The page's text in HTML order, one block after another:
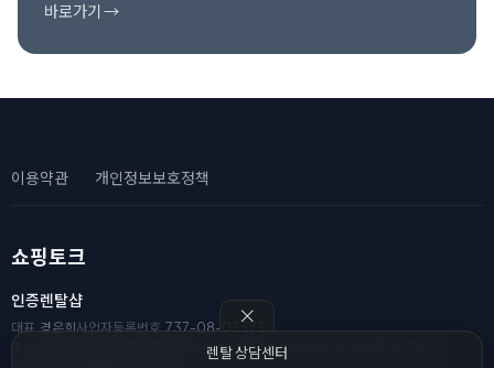
바로가기 →
이용약관 개인정보보호정책
쇼핑토크
인증렌탈샵
대표경은희사업자등록번호737-08-03575
주소
(62222) 전남광주통합특별시 광산구 풍영로330번길 34 104동 503호
렌탈 상담센터